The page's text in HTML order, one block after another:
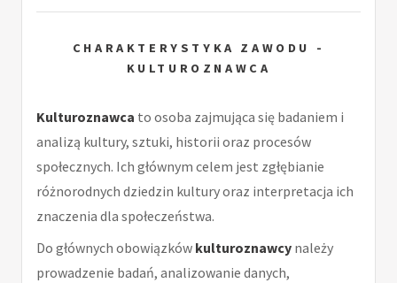
CHARAKTERYSTYKA ZAWODU -
KULTUROZNAWCA
Kulturoznawca to osoba zajmująca się badaniem i
analizą kultury, sztuki, historii oraz procesów
społecznych. Ich głównym celem jest zgłębianie
różnorodnych dziedzin kultury oraz interpretacja ich
znaczenia dla społeczeństwa.
Do głównych obowiązków kulturoznawcy należy
prowadzenie badań, analizowanie danych,